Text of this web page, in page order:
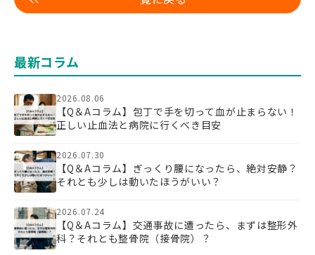
最新コラム
2026.08.06
【Q＆Aコラム】包丁で手を切って血が止まらない！
正しい止血法と病院に行くべき目安
2026.07.30
【Q＆Aコラム】ぎっくり腰になったら、絶対安静？
それとも少しは動いたほうがいい？
2026.07.24
【Q＆Aコラム】交通事故に遭ったら、まずは整形外
科？それとも整骨院（接骨院）？